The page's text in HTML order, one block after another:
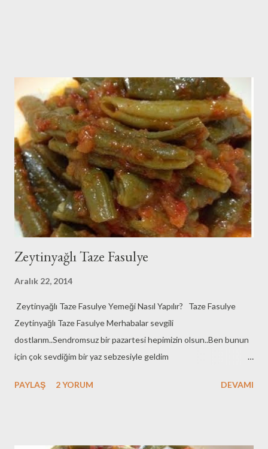
Zeytinyağlı Taze Fasulye
Aralık 22, 2014
Zeytinyağlı Taze Fasulye Yemeği Nasıl Yapılır? Taze Fasulye
Zeytinyağlı Taze Fasulye Merhabalar sevgili
dostlarım..Sendromsuz bir pazartesi hepimizin olsun..Ben bunun
için çok sevdiğim bir yaz sebzesiyle geldim
sebzeleri iyi geliyor insana.Ben yaz gelince kış yemeklerini
PAYLAŞ 2 YORUM DEVAMI